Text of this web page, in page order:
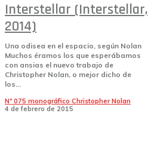
Interstellar (Interstellar,
2014)
Una odisea en el espacio, según Nolan
Muchos éramos los que esperábamos
con ansias el nuevo trabajo de
Christopher Nolan, o mejor dicho de
los...
Nº 075 monográfico Christopher Nolan
4 de febrero de 2015